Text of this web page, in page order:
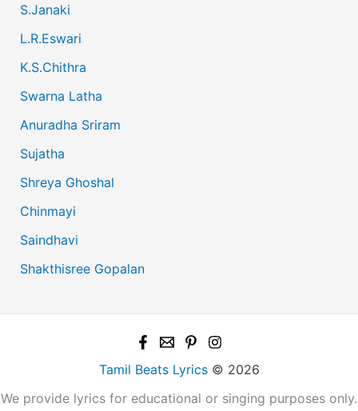
S.Janaki
L.R.Eswari
K.S.Chithra
Swarna Latha
Anuradha Sriram
Sujatha
Shreya Ghoshal
Chinmayi
Saindhavi
Shakthisree Gopalan
Tamil Beats Lyrics© 2026
We provide lyrics for educational or singing purposes only.